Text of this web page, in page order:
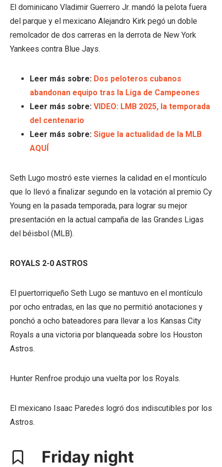
El dominicano Vladimir Guerrero Jr. mandó la pelota fuera
del parque y el mexicano Alejandro Kirk pegó un doble
remolcador de dos carreras en la derrota de New York
Yankees contra Blue Jays.
Leer más sobre: Dos peloteros cubanos
abandonan equipo tras la Liga de Campeones
Leer más sobre: VIDEO: LMB 2025, la temporada
del centenario
Leer más sobre: Sigue la actualidad de la MLB
AQUÍ
Seth Lugo mostró este viernes la calidad en el montículo
que lo llevó a finalizar segundo en la votación al premio Cy
Young en la pasada temporada, para lograr su mejor
presentación en la actual campaña de las Grandes Ligas
del béisbol (MLB).
ROYALS 2-0 ASTROS
El puertorriqueño Seth Lugo se mantuvo en el montículo
por ocho entradas, en las que no permitió anotaciones y
ponchó a ocho bateadores para llevar a los Kansas City
Royals a una victoria por blanqueada sobre los Houston
Astros.
Hunter Renfroe produjo una vuelta por los Royals.
El mexicano Isaac Paredes logró dos indiscutibles por los
Astros.
Friday night